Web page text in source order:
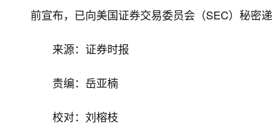
前宣布，已向美国证券交易委员会（SEC）秘密
来源：证券时报
责编：岳亚楠
校对：刘榕枝